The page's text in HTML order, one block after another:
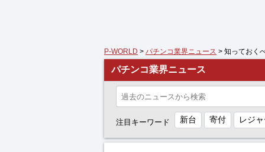
P-WORLD > パチンコ業界ニュース > 知っておく
パチンコ業界ニュース
注目キーワード 新台 寄付 レジ